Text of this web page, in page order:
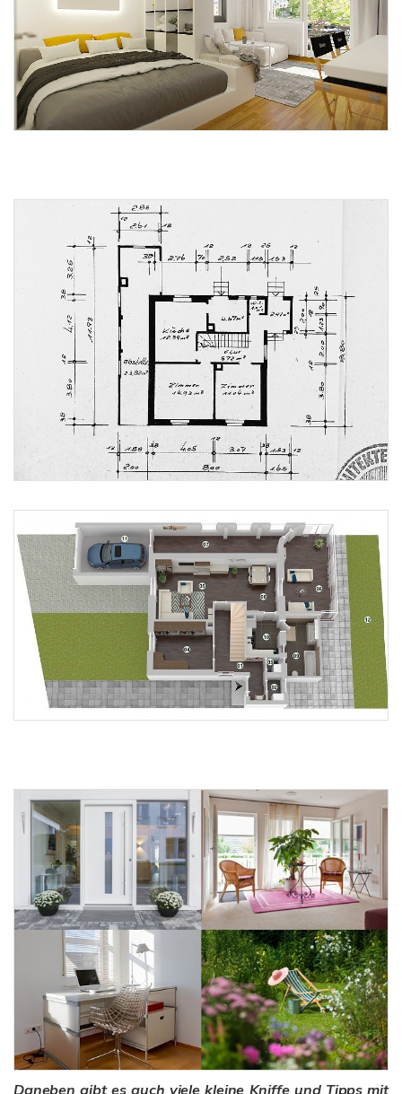
Daneben gibt es auch viele kleine Kniffe und Tipps mit